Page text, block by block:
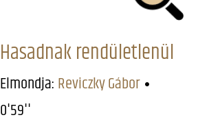
Hasadnak rendületlenül
Elmondja: Reviczky Gábor
0'59''